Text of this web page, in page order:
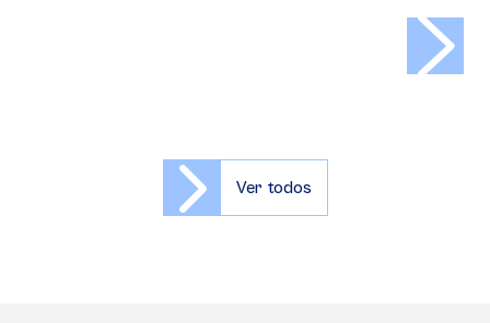
Ver todos